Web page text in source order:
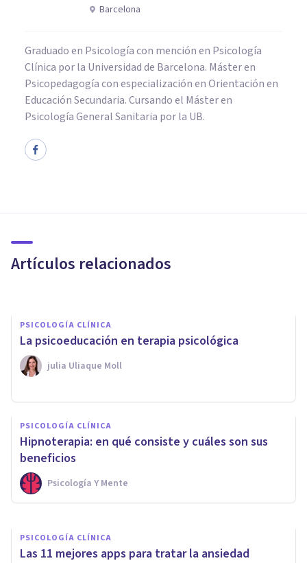
Barcelona
Graduado en Psicología con mención en Psicología
Clínica por la Universidad de Barcelona. Máster en
Psicopedagogía con especialización en Orientación en
Educación Secundaria. Cursando el Máster en
Psicología General Sanitaria por la UB.
Artículos relacionados
causas, síntomas y tratamiento
PSICOLOGÍA CLÍNICA
La psicoeducación en terapia psicológica
​julia Uliaque Moll
PSICOLOGÍA CLÍNICA
Hipnoterapia: en qué consiste y cuáles son sus
beneficios
Psicología Y Mente
Miedo a los relojes
(cronometrofobia): causas,
síntomas y tratamiento
Juan Armando Corbin
PSICOLOGÍA CLÍNICA
Las 11 mejores apps para tratar la ansiedad